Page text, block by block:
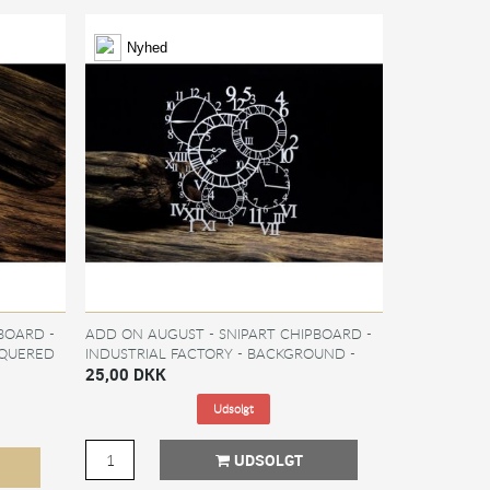
-
Nyhed
ADD ON AUGUST - SNIPART CHIPBOARD -
INDUSTRIAL FACTORY - BACKGROUND -
OPENWORK CLOCKS
25,00 DKK
Udsolgt
UDSOLGT